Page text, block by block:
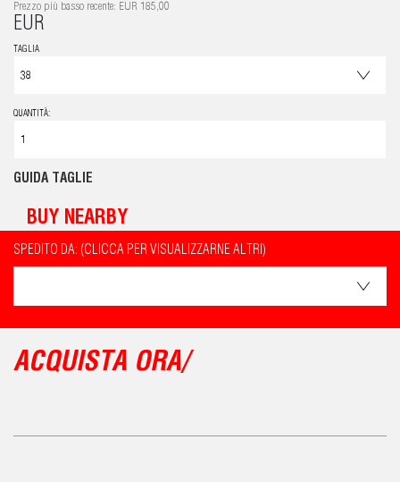
Prezzo più basso recente: EUR 185,00
EUR
TAGLIA
QUANTITÀ:
GUIDA TAGLIE
BUY NEARBY
SPEDITO DA: (CLICCA PER VISUALIZZARNE ALTRI)
ACQUISTA ORA/